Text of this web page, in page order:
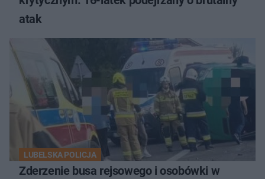
atak
LUBELSKA POLICJA
Zderzenie busa rejsowego i osobówki w